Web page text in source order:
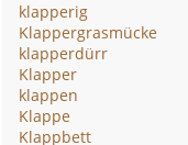
klapperig
Klappergrasmücke
klapperdürr
Klapper
klappen
Klappe
Klappbett